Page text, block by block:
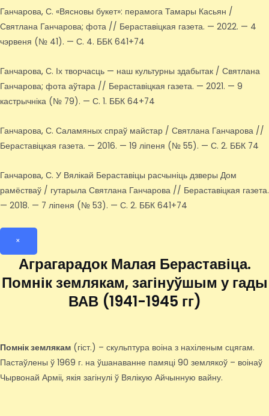
Ганчарова, С. «Вясновы букет»: перамога Тамары Касьян /
Святлана Ганчарова; фота // Бераставіцкая газета. — 2022. — 4
чэрвеня (№ 41). — С. 4. ББК 641+74
Ганчарова, С. Іх творчасць — наш культурны здабытак / Святлана
Ганчарова; фота аўтара // Бераставіцкая газета. — 2021. — 9
кастрычніка (№ 79). — С. 1. ББК 64+74
Ганчарова, С. Саламяных спраў майстар / Святлана Ганчарова //
Бераставіцкая газета. — 2016. — 19 ліпеня (№ 55). — С. 2. ББК 74
Ганчарова, С. У Вялікай Бераставіцы расчыніць дзверы Дом
рамёстваў / гутарыла Святлана Ганчарова // Бераставіцкая газета.
— 2018. — 7 ліпеня (№ 53). — С. 2. ББК 641+74
×
Аграгарадок Малая Бераставіца.
Помнік землякам, загінуўшым у гады
ВАВ (1941-1945 гг)
Помнік землякам (гіст.) – скульптура воіна з нахіленым сцягам.
Пастаўлены ў 1969 г. на ўшанаванне памяці 90 землякоў – воінаў
Чырвонай Арміі, якія загінулі ў Вялікую Айчынную вайну.